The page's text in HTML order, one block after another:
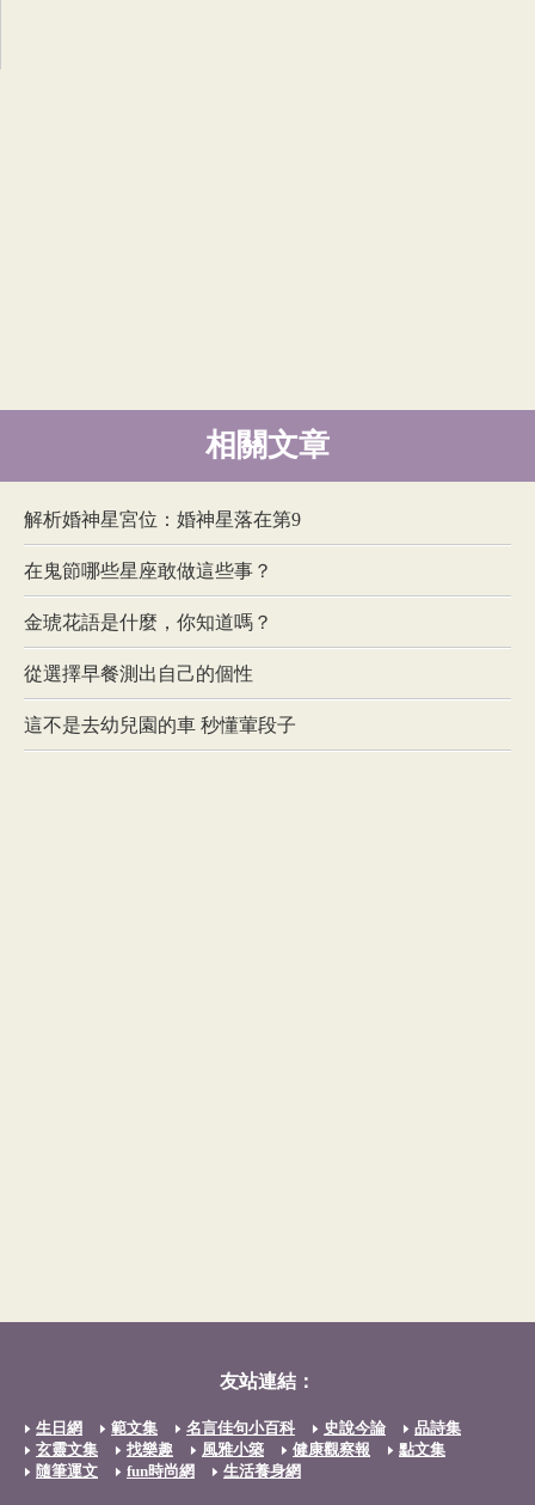
相關文章
解析婚神星宮位：婚神星落在第9
在鬼節哪些星座敢做這些事？
金琥花語是什麼，你知道嗎？
從選擇早餐測出自己的個性
這不是去幼兒園的車 秒懂葷段子
友站連結：
生日網 範文集 名言佳句小百科 史說今論
品詩集
玄靈文集
找樂趣 風雅小築 健康觀察報
點文集
隨筆運文
fun時尚網 生活養身網